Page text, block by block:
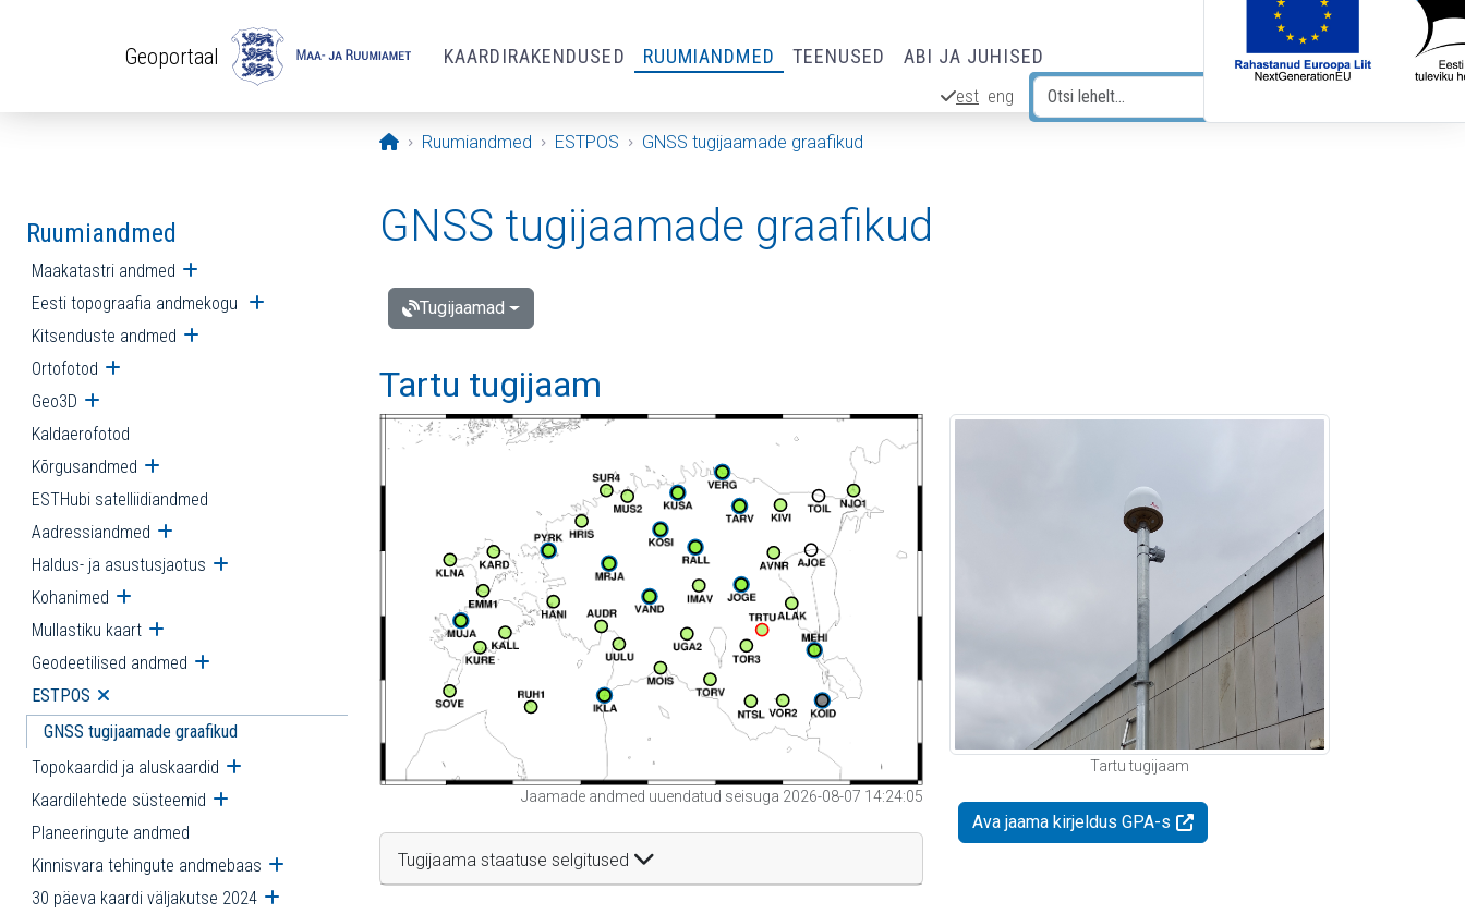
Geoportaal KAARDIRAKENDUSED RUUMIANDMED TEENUSED ABI JA JUHISED
est eng
Avaleht
Ruumiandmed ESTPOS GNSS tugijaamade graafikud
Ruumiandmed
Maakatastri andmed Ava alammenüü
Eesti topograafia andmekogu Ava alammenüü
Kitsenduste andmed Ava alammenüü
Ortofotod Ava alammenüü
Geo3D Ava alammenüü
Kaldaerofotod
Kõrgusandmed Ava alammenüü
ESTHubi satelliidiandmed
Aadressiandmed Ava alammenüü
Haldus- ja asustusjaotus Ava alammenüü
Kohanimed Ava alammenüü
Mullastiku kaart Ava alammenüü
Geodeetilised andmed Ava alammenüü
ESTPOS Ava alammenüü
GNSS tugijaamade graafikud
Topokaardid ja aluskaardid Ava alammenüü
Kaardilehtede süsteemid Ava alammenüü
Planeeringute andmed
Kinnisvara tehingute andmebaas Ava alammenüü
30 päeva kaardi väljakutse 2024 Ava alammenüü
GNSS tugijaamade graafikud
Tugijaamad
Tartu tugijaam
Jaamade andmed uuendatud seisuga 2026-08-07 14:24:05
Tugijaama staatuse selgitused
Tartu tugijaam
Ava jaama kirjeldus GPA-s